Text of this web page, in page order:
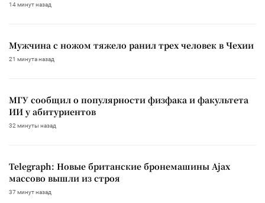
14 минут назад
Мужчина с ножом тяжело ранил трех человек в Чехии
21 минута назад
МГУ сообщил о популярности физфака и факультета
ИИ у абитуриентов
32 минуты назад
Telegraph: Новые британские бронемашины Ajax
массово вышли из строя
37 минут назад